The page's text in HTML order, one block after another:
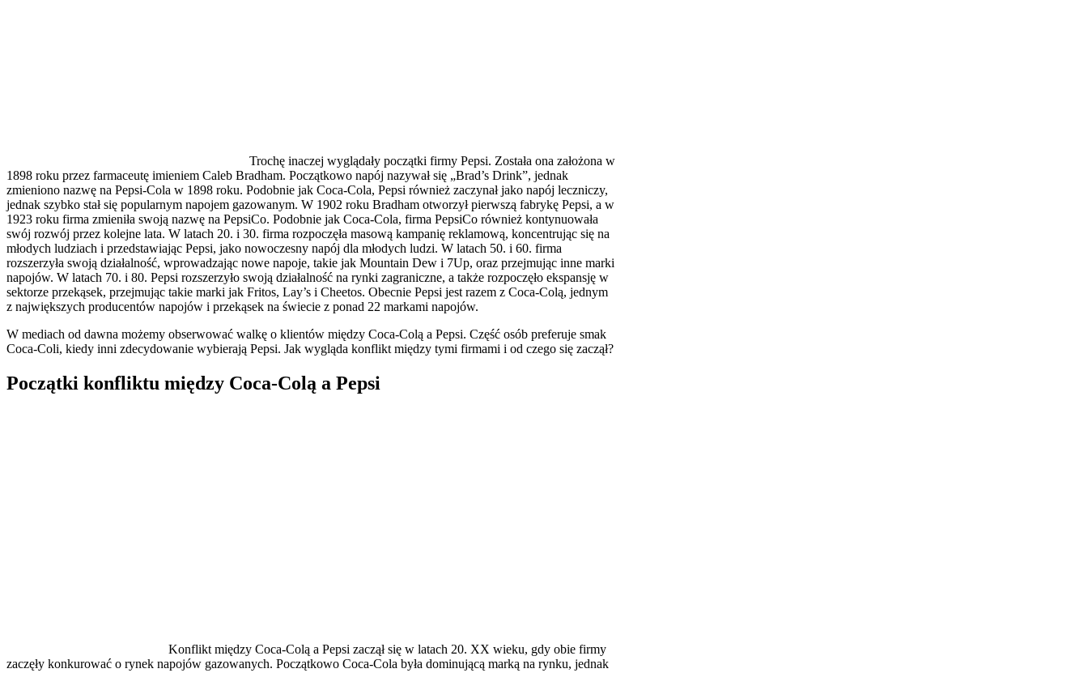
Trochę inaczej wyglądały początki firmy Pepsi. Została ona założona w
1898 roku przez farmaceutę imieniem Caleb Bradham. Początkowo napój nazywał się „Brad’s Drink”, jednak
zmieniono nazwę na Pepsi-Cola w 1898 roku. Podobnie jak Coca-Cola, Pepsi również zaczynał jako napój leczniczy,
jednak szybko stał się popularnym napojem gazowanym. W 1902 roku Bradham otworzył pierwszą fabrykę Pepsi, a w
1923 roku firma zmieniła swoją nazwę na PepsiCo. Podobnie jak Coca-Cola, firma PepsiCo również kontynuowała
swój rozwój przez kolejne lata. W latach 20. i 30. firma rozpoczęła masową kampanię reklamową, koncentrując się na
młodych ludziach i przedstawiając Pepsi, jako nowoczesny napój dla młodych ludzi. W latach 50. i 60. firma
rozszerzyła swoją działalność, wprowadzając nowe napoje, takie jak Mountain Dew i 7Up, oraz przejmując inne marki
napojów. W latach 70. i 80. Pepsi rozszerzyło swoją działalność na rynki zagraniczne, a także rozpoczęło ekspansję w
sektorze przekąsek, przejmując takie marki jak Fritos, Lay’s i Cheetos. Obecnie Pepsi jest razem z Coca-Colą, jednym
z największych producentów napojów i przekąsek na świecie z ponad 22 markami napojów.
W mediach od dawna możemy obserwować walkę o klientów między Coca-Colą a Pepsi. Część osób preferuje smak
Coca-Coli, kiedy inni zdecydowanie wybierają Pepsi. Jak wygląda konflikt między tymi firmami i od czego się zaczął?
Początki konfliktu między Coca-Colą a Pepsi
Konflikt między Coca-Colą a Pepsi zaczął się w latach 20. XX wieku, gdy obie firmy
zaczęły konkurować o rynek napojów gazowanych. Początkowo Coca-Cola była dominującą marką na rynku, jednak